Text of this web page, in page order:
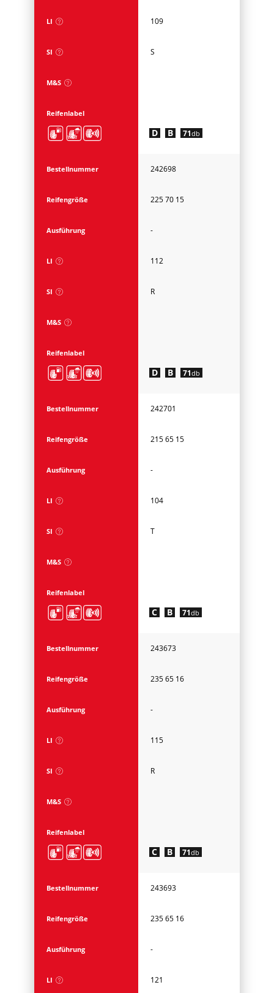
LI 109
SI S
M&S
Reifenlabel
D B 71db
Bestellnummer 242698
Reifengröße 225 70 15
Ausführung -
LI 112
SI R
M&S
Reifenlabel
D B 71db
Bestellnummer 242701
Reifengröße 215 65 15
Ausführung -
LI 104
SI T
M&S
Reifenlabel
C B 71db
Bestellnummer 243673
Reifengröße 235 65 16
Ausführung -
LI 115
SI R
M&S
Reifenlabel
C B 71db
Bestellnummer 243693
Reifengröße 235 65 16
Ausführung -
LI 121